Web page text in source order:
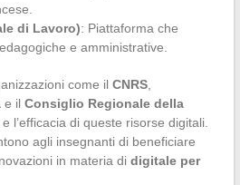
di Lavoro): Piattaforma che
e amministrative.
come il CNRS,
e il Consiglio Regionale della
l’efficacia di queste risorse digitali.
agli insegnanti di beneficiare
in materia di digitale per